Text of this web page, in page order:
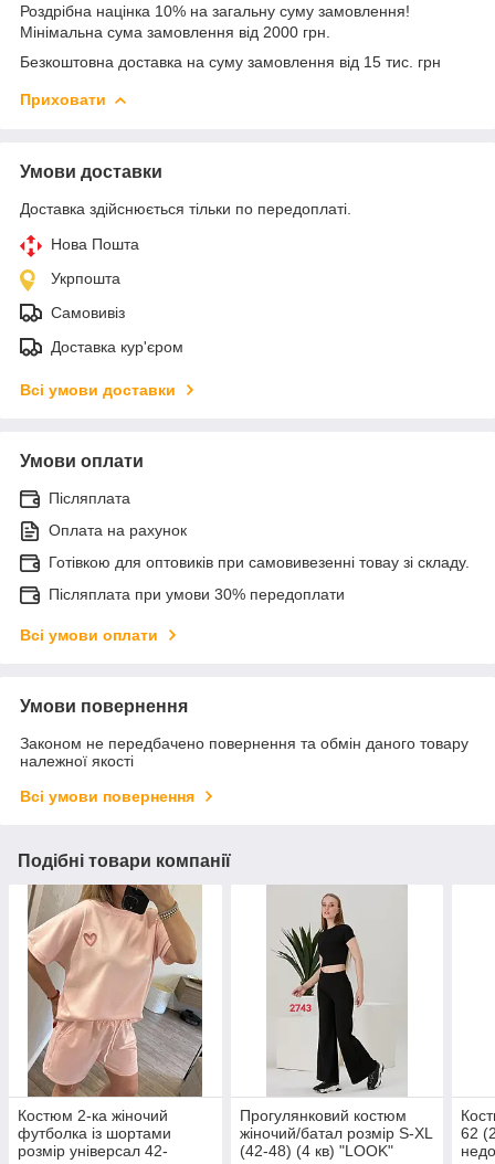
Роздрібна націнка 10% на загальну суму замовлення!
Мінімальна сума замовлення від 2000 грн.
Безкоштовна доставка на суму замовлення від 15 тис. грн
Приховати
Умови доставки
Доставка здійснюється тільки по передоплаті.
Нова Пошта
Укрпошта
Самовивіз
Доставка кур'єром
Всі умови доставки
Умови оплати
Післяплата
Оплата на рахунок
Готівкою для оптовиків при самовивезенні товау зі складу.
Післяплата при умови 30% передоплати
Всі умови оплати
Умови повернення
Законом не передбачено повернення та обмін даного товару
належної якості
Всі умови повернення
Подібні товари компанії
Костюм 2-ка жіночий
футболка із шортами
розмір універсал 42-
Прогулянковий костюм
жіночий/батал розмір S-XL
(42-48) (4 кв) "LOOK"
62